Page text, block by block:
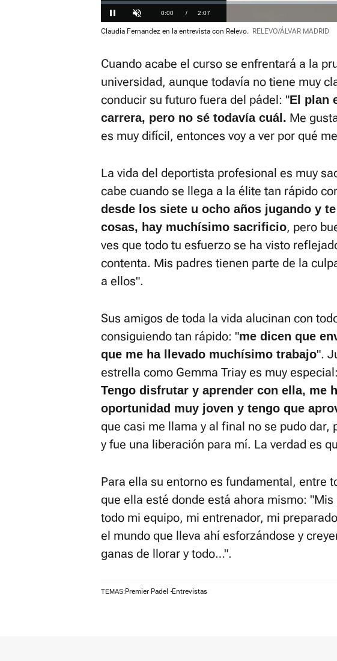
Pausa Unmute Current
Time
0:00 / Duration
2:07
Loaded:
Claudia Fernandez en la entrevista con Relevo. RELEVO/ÁLVAR MADRID
Cuando acabe el curso se enfrentará a la
universidad, aunque todavía no tiene muy
conducir su futuro fuera del pádel: "El plan
carrera, pero no sé todavía cuál. Me
es muy difícil, entonces voy a ver por qué
La vida del deportista profesional es muy
cabe cuando se llega a la élite tan rápido
desde los siete u ocho años jugando y
cosas, hay muchísimo sacrificio, pero
ves que todo tu esfuerzo se ha visto
contenta. Mis padres tienen parte de la
a ellos".
Sus amigos de toda la vida alucinan con
consiguiendo tan rápido: "me dicen que
que me ha llevado muchísimo trabajo".
estrella como Gemma Triay es muy
Tengo disfrutar y aprender con ella, me
oportunidad muy joven y tengo que
que casi me llama y al final no se pudo dar,
y fue una liberación para mí. La verdad es
Para ella su entorno es fundamental, entre
que ella esté donde está ahora mismo:
todo mi equipo, mi entrenador, mi
el mundo que lleva ahí esforzándose y
ganas de llorar y todo…".
TEMAS: Premier Padel Entrevistas